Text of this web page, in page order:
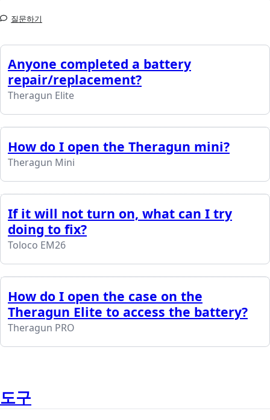
질문하기
Anyone completed a battery
repair/replacement?
Theragun Elite
How do I open the Theragun mini?
Theragun Mini
If it will not turn on, what can I try
doing to fix?
Toloco EM26
How do I open the case on the
Theragun Elite to access the battery?
Theragun PRO
도구